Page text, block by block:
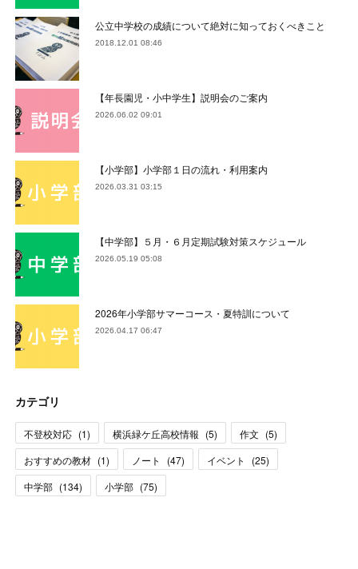
公立中学校の成績について絶対に知っておくべきこと
2018.12.01 08:46
【年長園児・小中学生】説明会のご案内
2026.06.02 09:01
【小学部】小学部１日の流れ・利用案内
2026.03.31 03:15
【中学部】５月・６月定期試験対策スケジュール
2026.05.19 05:08
2026年小学部サマーコース・夏特訓について
2026.04.17 06:47
カテゴリ
不登校対応 (1) 横浜緑ケ丘高校情報 (5) 作文 (5)
おすすめの教材 (1) ノート (47) イベント (25)
中学部 (134) 小学部 (75)